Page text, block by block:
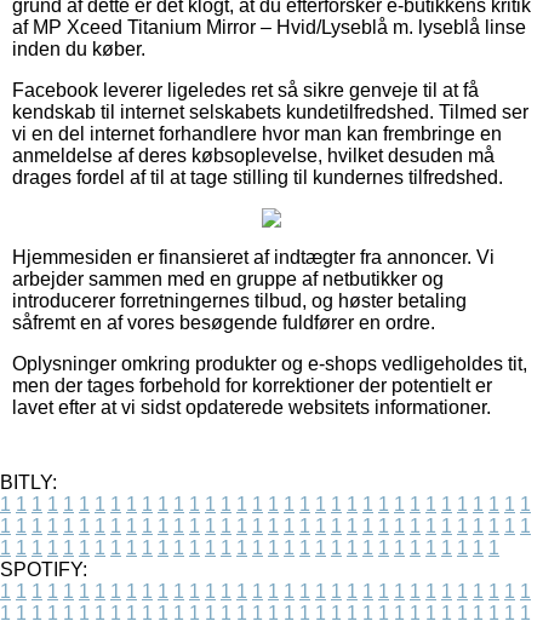
grund af dette er det klogt, at du efterforsker e-butikkens kritik
af MP Xceed Titanium Mirror – Hvid/Lyseblå m. lyseblå linse
inden du køber.
Facebook leverer ligeledes ret så sikre genveje til at få
kendskab til internet selskabets kundetilfredshed. Tilmed ser
vi en del internet forhandlere hvor man kan frembringe en
anmeldelse af deres købsoplevelse, hvilket desuden må
drages fordel af til at tage stilling til kundernes tilfredshed.
Hjemmesiden er finansieret af indtægter fra annoncer. Vi
arbejder sammen med en gruppe af netbutikker og
introducerer forretningernes tilbud, og høster betaling
såfremt en af vores besøgende fuldfører en ordre.
Oplysninger omkring produkter og e-shops vedligeholdes tit,
men der tages forbehold for korrektioner der potentielt er
lavet efter at vi sidst opdaterede websitets informationer.
BITLY:
1 1 1 1 1 1 1 1 1 1 1 1 1 1 1 1 1 1 1 1 1 1 1 1 1 1 1 1 1 1 1 1 1 1
1 1 1 1 1 1 1 1 1 1 1 1 1 1 1 1 1 1 1 1 1 1 1 1 1 1 1 1 1 1 1 1 1 1
1 1 1 1 1 1 1 1 1 1 1 1 1 1 1 1 1 1 1 1 1 1 1 1 1 1 1 1 1 1 1 1
SPOTIFY:
1 1 1 1 1 1 1 1 1 1 1 1 1 1 1 1 1 1 1 1 1 1 1 1 1 1 1 1 1 1 1 1 1 1
1 1 1 1 1 1 1 1 1 1 1 1 1 1 1 1 1 1 1 1 1 1 1 1 1 1 1 1 1 1 1 1 1 1